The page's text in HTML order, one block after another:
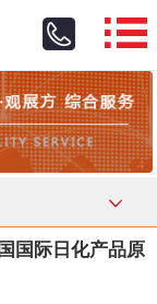
国际日化产品原